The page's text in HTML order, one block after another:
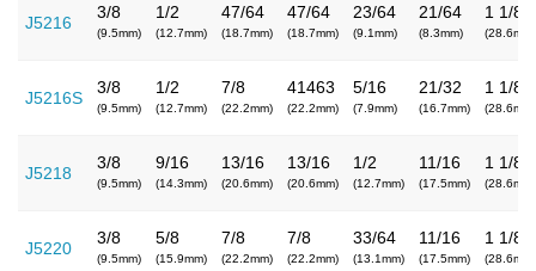
J5216
3/8
(9.5mm)
1/2
(12.7mm)
47/64
(18.7mm)
47/64
(18.7mm)
23/64
(9.1mm)
21/64
(8.3mm)
1 1/8
(28.6mm)
J5216S
3/8
(9.5mm)
1/2
(12.7mm)
7/8
(22.2mm)
41463
(22.2mm)
5/16
(7.9mm)
21/32
(16.7mm)
1 1/8
(28.6mm)
J5218
3/8
(9.5mm)
9/16
(14.3mm)
13/16
(20.6mm)
13/16
(20.6mm)
1/2
(12.7mm)
11/16
(17.5mm)
1 1/8
(28.6mm)
J5220
3/8
(9.5mm)
5/8
(15.9mm)
7/8
(22.2mm)
7/8
(22.2mm)
33/64
(13.1mm)
11/16
(17.5mm)
1 1/8
(28.6mm)